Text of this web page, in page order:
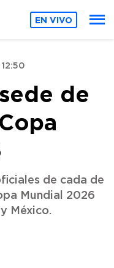
EN VIVO
de
de cada de
Mundial 2026
México.